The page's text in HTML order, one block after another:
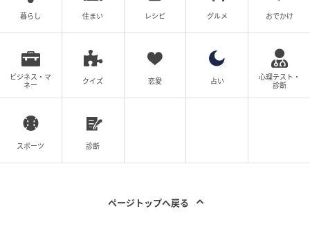
暮らし 住まい レシピ グルメ おでかけ
ビジネス・マ
ネー
クイズ 恋愛 占い
心理テスト・
診断
スポーツ 診断
ページトップへ戻る